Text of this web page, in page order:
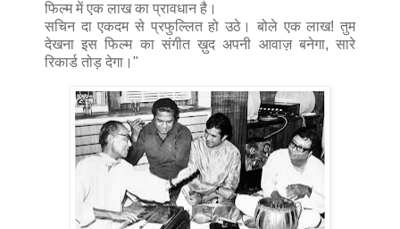
फिल्म में एक लाख का प्रावधान है।
सचिन दा एकदम से प्रफुल्लित हो उठे। बोले एक लाख! तुम
देखना इस फिल्म का संगीत ख़ुद अपनी आवाज़ बनेगा, सारे
रिकार्ड तोड़ देगा।"